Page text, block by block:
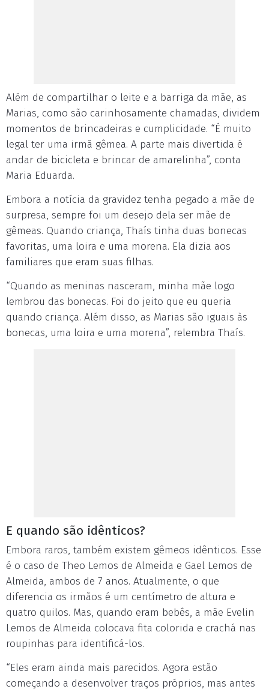
Além de compartilhar o leite e a barriga da mãe, as
Marias, como são carinhosamente chamadas, dividem
momentos de brincadeiras e cumplicidade. “É muito
legal ter uma irmã gêmea. A parte mais divertida é
andar de bicicleta e brincar de amarelinha”, conta
Maria Eduarda.
Embora a notícia da gravidez tenha pegado a mãe de
surpresa, sempre foi um desejo dela ser mãe de
gêmeas. Quando criança, Thaís tinha duas bonecas
favoritas, uma loira e uma morena. Ela dizia aos
familiares que eram suas filhas.
“Quando as meninas nasceram, minha mãe logo
lembrou das bonecas. Foi do jeito que eu queria
quando criança. Além disso, as Marias são iguais às
bonecas, uma loira e uma morena”, relembra Thaís.
E quando são idênticos?
Embora raros, também existem gêmeos idênticos. Esse
é o caso de Theo Lemos de Almeida e Gael Lemos de
Almeida, ambos de 7 anos. Atualmente, o que
diferencia os irmãos é um centímetro de altura e
quatro quilos. Mas, quando eram bebês, a mãe Evelin
Lemos de Almeida colocava fita colorida e crachá nas
roupinhas para identificá-los.
“Eles eram ainda mais parecidos. Agora estão
começando a desenvolver traços próprios, mas antes